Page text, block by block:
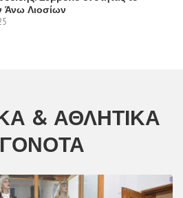
Άνω Λιοσίων
& ΑΘΛΗΤΙΚΆ